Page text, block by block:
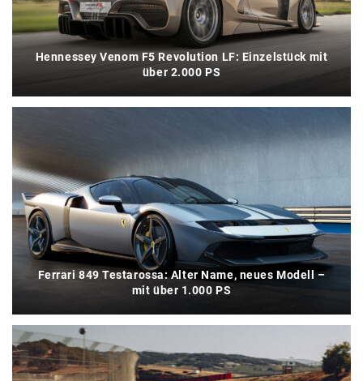
Hennessey Venom F5 Revolution LF: Einzelstück mit
über 2.000 PS
Ferrari 849 Testarossa: Alter Name, neues Modell –
mit über 1.000 PS